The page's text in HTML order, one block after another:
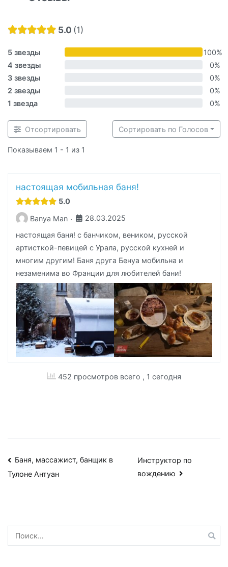
5.0 1
5 звезды
100%
4 звезды
0%
3 звезды
0%
2 звезды
0%
1 звезда
0%
Отсортировать
Показываем 1 - 1 из 1
Сортировать по Голосов
настоящая мобильная баня!
5.0
Banya Man ·
28.03.2025
настоящая баня! с банчиком, веником, русской
артисткой-певицей с Урала, русской кухней и
многим другим! Баня друга Бенуа мобильна и
незаменима во Франции для любителей бани!
452 просмотров всего , 1 сегодня
Навигация
по
Баня, массажист, банщик в
Тулоне Антуан
Инструктор по
вождению
Найти: